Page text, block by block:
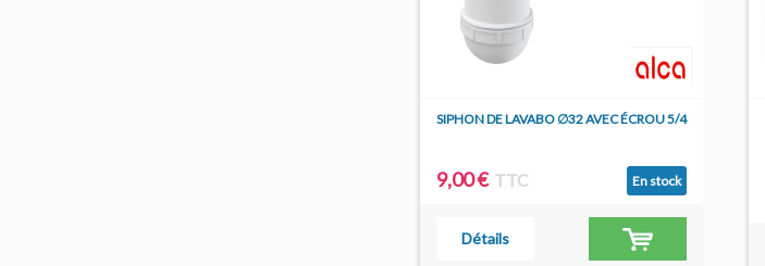
SIPHON DE LAVABO ∅32 AVEC ÉCROU 5/4
9,00 € TTC En stock
Détails